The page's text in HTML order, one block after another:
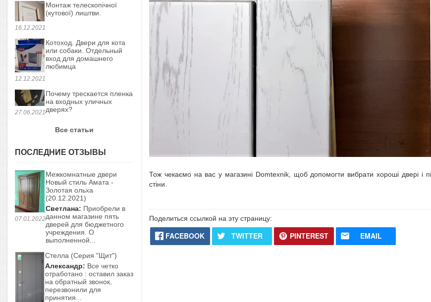
16.12.2021
Монтаж телескопічної
(кутової) лиштви.
12.12.2021
Котоход. Двери для кота
или собаки. Отдельный
вход для домашнего
любимца
27.06.2021
Почему трескается пленка
на входных уличных
дверях?
Все статьи
ПОСЛЕДНИЕ ОТЗЫВЫ
07.01.2022
Межкомнатные двери
Новый стиль Амата -
Золотая ольха
(20.12.2021)
Светлана: Приобрели в
данном магазине пять
дверей для бюджетного
учреждения. О
выполненной...
Стелла (Серия "Щит")
Александр: Все четко
отработано : оставил заказ
на обратный звонок,
перезвонили для
принятия...
Тож чекаємо на вас у магазині Domtexnik, щоб допомогти вибрати хороші двері і
стіни.
Поделиться ссылкой на эту страницу:
FACEBOOK TWITTER PINTEREST EMAIL